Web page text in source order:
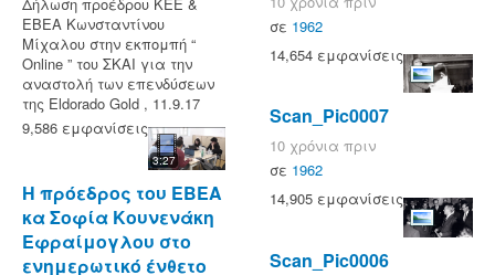
ΕΒΕΑ Κωνσταντίνου
Μίχαλου στην εκπομπή “
Online ” του ΣΚΑΙ για την
αναστολή των επενδύσεων
της Eldorado Gold , 11.9.17
9,586 εμφανίσεις
3:27
Η πρόεδρος του ΕΒΕΑ
κα Σοφία Κουνενάκη
Εφραίμογλου στο
ενημερωτικό ένθετο
σε 1962
14,654 εμφανίσεις
Scan_Pic0007
10 χρόνια πριν
σε 1962
14,905 εμφανίσεις
Scan_Pic0006